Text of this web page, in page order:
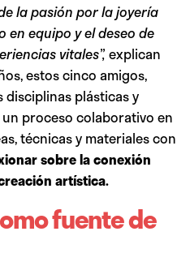
la pasión por la joyería
equipo y el deseo de
vitales”, explican
estos cinco amigos,
plásticas y
proceso colaborativo en
técnicas y materiales con
sobre la conexión
artística.
fuente de